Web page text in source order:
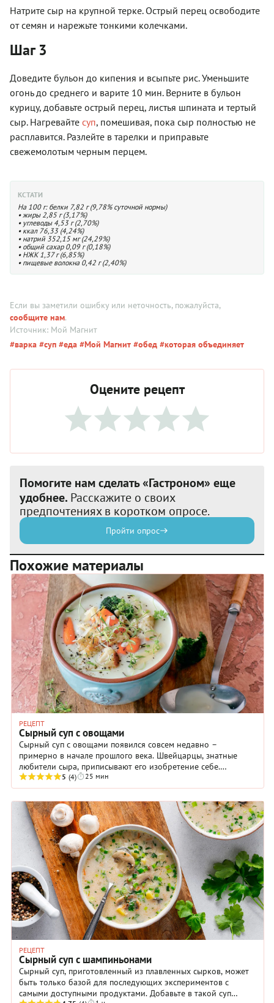
Натрите сыр на крупной терке. Острый перец освободите
от семян и нарежьте тонкими колечками.
Шаг 3
Доведите бульон до кипения и всыпьте рис. Уменьшите
огонь до среднего и варите 10 мин. Верните в бульон
курицу, добавьте острый перец, листья шпината и тертый
сыр. Нагревайте суп, помешивая, пока сыр полностью не
расплавится. Разлейте в тарелки и приправьте
свежемолотым черным перцем.
КСТАТИ
На 100 г: белки 7,82 г (9,78% суточной нормы)
• жиры 2,85 г (3,17%)
• углеводы 4,53 г (2,70%)
• ккал 76,33 (4,24%)
• натрий 352,15 мг (24,29%)
• общий сахар 0,09 г (0,18%)
• НЖК 1,37 г (6,85%)
• пищевые волокна 0,42 г (2,40%)
Если вы заметили ошибку или неточность, пожалуйста,
сообщите нам.
Источник: Мой Магнит
#варка #суп #еда #Мой Магнит #обед #которая объединяет
Оцените рецепт
Помогите нам сделать «Гастроном» еще
удобнее. Расскажите о своих
предпочтениях в коротком опросе.
Пройти опрос
Похожие материалы
РЕЦЕПТ
Сырный суп с овощами
Сырный суп с овощами появился совсем недавно –
примерно в начале прошлого века. Швейцарцы, знатные
любители сыра, приписывают его изобретение себе.
Французы тоже претендуют стать родиной первого блюда ...
5 (4) 25 мин
РЕЦЕПТ
Сырный суп с шампиньонами
Сырный суп, приготовленный из плавленных сырков, может
быть только базой для последующих экспериментов с
самыми доступными продуктами. Добавьте в такой суп